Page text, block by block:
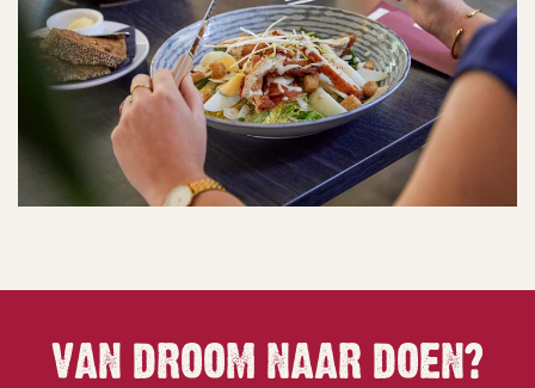
VAN DROOM NAAR DOEN?